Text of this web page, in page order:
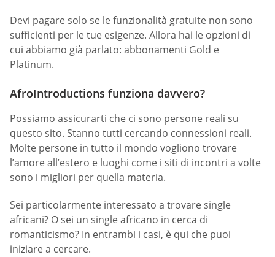
Devi pagare solo se le funzionalità gratuite non sono
sufficienti per le tue esigenze. Allora hai le opzioni di
cui abbiamo già parlato: abbonamenti Gold e
Platinum.
AfroIntroductions funziona davvero?
Possiamo assicurarti che ci sono persone reali su
questo sito. Stanno tutti cercando connessioni reali.
Molte persone in tutto il mondo vogliono trovare
l’amore all’estero e luoghi come i siti di incontri a volte
sono i migliori per quella materia.
Sei particolarmente interessato a trovare single
africani? O sei un single africano in cerca di
romanticismo? In entrambi i casi, è qui che puoi
iniziare a cercare.